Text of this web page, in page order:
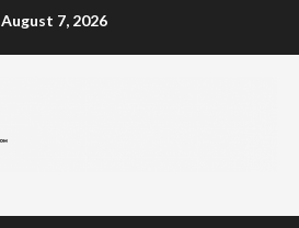
August 7, 2026